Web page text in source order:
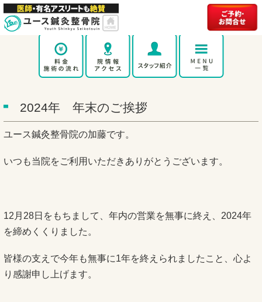
2024年 年末のご挨拶
ユース鍼灸整骨院の加藤です。
いつも当院をご利用いただきありがとうございます。
12月28日をもちまして、年内の営業を無事に終え、2024年
を締めくくりました。
皆様の支えで今年も無事に1年を終えられましたこと、心よ
り感謝申し上げます。